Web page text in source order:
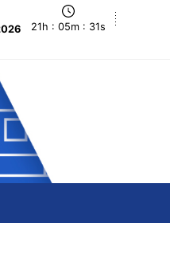
21h : 05m : 31s